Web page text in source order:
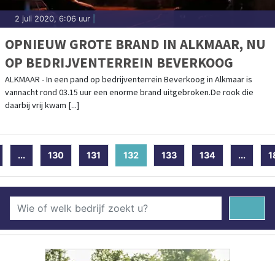
2 juli 2020, 6:06 uur
OPNIEUW GROTE BRAND IN ALKMAAR, NU
OP BEDRIJVENTERREIN BEVERKOOG
ALKMAAR - In een pand op bedrijventerrein Beverkoog in Alkmaar is
vannacht rond 03.15 uur een enorme brand uitgebroken.De rook die
daarbij vrij kwam [...]
... 130 131 132 (current)
133 134 ...